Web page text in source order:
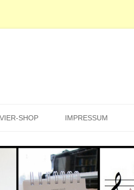
Inhalt
SHOP IMPRESSUM